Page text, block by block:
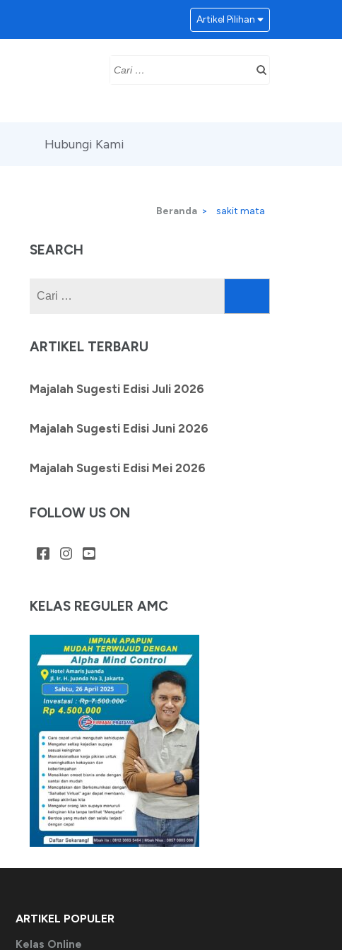
Artikel Pilihan
Cari
Hubungi Kami
Beranda > sakit mata
SEARCH
untuk:
ARTIKEL TERBARU
Majalah Sugesti Edisi Juli 2026
Majalah Sugesti Edisi Juni 2026
Majalah Sugesti Edisi Mei 2026
FOLLOW US ON
KELAS REGULER AMC
ARTIKEL POPULER
Kelas Online